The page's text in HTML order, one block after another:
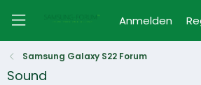
Anmelden
Samsung Galaxy S22 Forum
Sound